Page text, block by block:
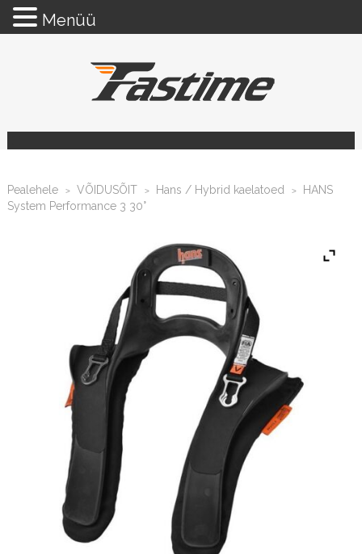
Pealehele > VÕIDUSÕIT > Hans / Hybrid kaelatoed >
HANS
System Performance 3 30°
Menüü